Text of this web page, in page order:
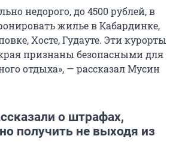
недорого, до 4500 рублей, в
жилье в Кабардинке,
Хосте, Гудауте. Эти курорты
признаны безопасными для
отдыха», — рассказал Мусин
о штрафах,
получить не выходя из